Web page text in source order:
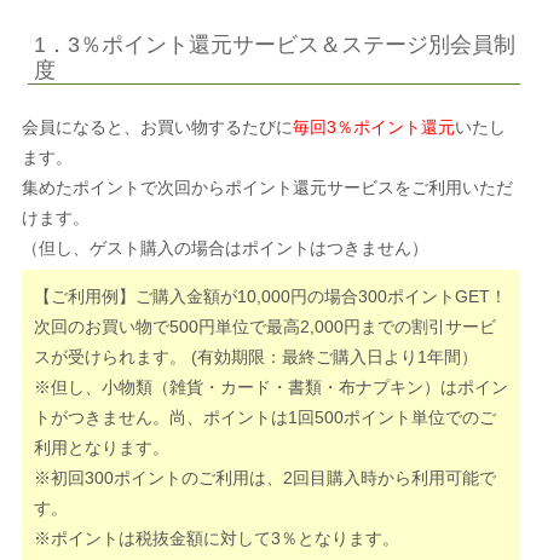
1．3％ポイント還元サービス＆ステージ別会員制
度
会員になると、お買い物するたびに毎回3％ポイント還元いたし
ます。
集めたポイントで次回からポイント還元サービスをご利用いただ
けます。
（但し、ゲスト購入の場合はポイントはつきません）
【ご利用例】ご購入金額が10,000円の場合300ポイントGET！
次回のお買い物で500円単位で最高2,000円までの割引サービ
スが受けられます。 (有効期限：最終ご購入日より1年間）
※但し、小物類（雑貨・カード・書類・布ナプキン）はポイン
トがつきません。尚、ポイントは1回500ポイント単位でのご
利用となります。
※初回300ポイントのご利用は、2回目購入時から利用可能で
す。
※ポイントは税抜金額に対して3％となります。